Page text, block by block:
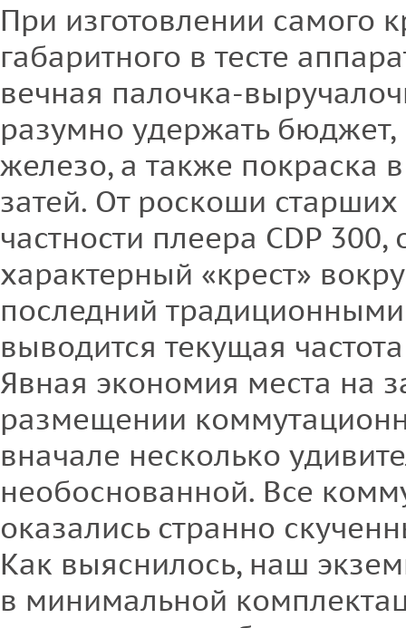
При изготовлении самого
габаритного в тесте
вечная палочка-
разумно удержать бюджет,
железо, а также покраска
затей. От роскоши
частности плеера CDP 300,
характерный «крест»
последний
выводится текущая
Явная экономия места на
размещении
вначале несколько
необоснованной. Все
оказались странно
Как выяснилось, наш
в минимальной